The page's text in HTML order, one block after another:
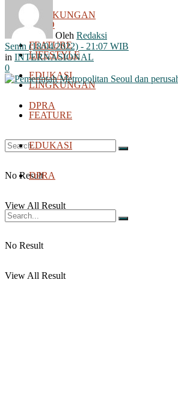
LINGKUNGAN
FEATURE
EDUKASI
DPRA
No Result
View All Result
FOTO
LIFESTYLE
LINGKUNGAN
FEATURE
EDUKASI
DPRA
No Result
View All Result
Oleh Redaksi
Senin (18/04/2022) - 21:07 WIB
in INTERNASIONAL
0